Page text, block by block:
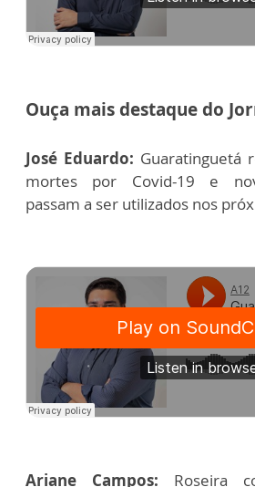
Ouça mais destaque do
José Eduardo: Guaratinguetá
mortes por Covid-19 e
passam a ser utilizados nos
Ariane Campos: Roseira